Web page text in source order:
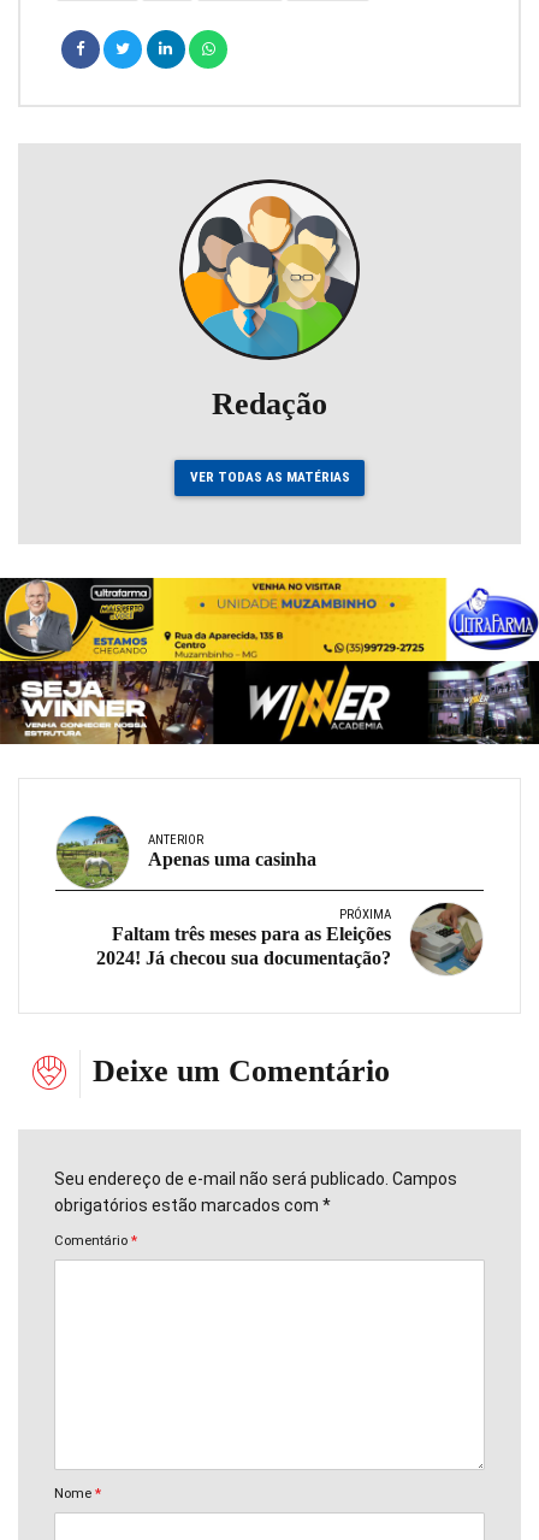
Redação
VER TODAS AS MATÉRIAS
ANTERIOR
Apenas uma casinha
PRÓXIMA
Faltam três meses para as Eleições
2024! Já checou sua documentação?
Deixe um Comentário
Seu endereço de e-mail não será publicado. Campos
obrigatórios estão marcados com *
Comentário *
Nome *